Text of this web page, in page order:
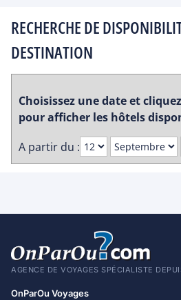
RECHERCHE DE
DESTINATION
Choisissez une date et
pour afficher les hôtels
A partir du :
AGENCE DE VOYAGES SPÉCIALISTE
OnParOu Voyages